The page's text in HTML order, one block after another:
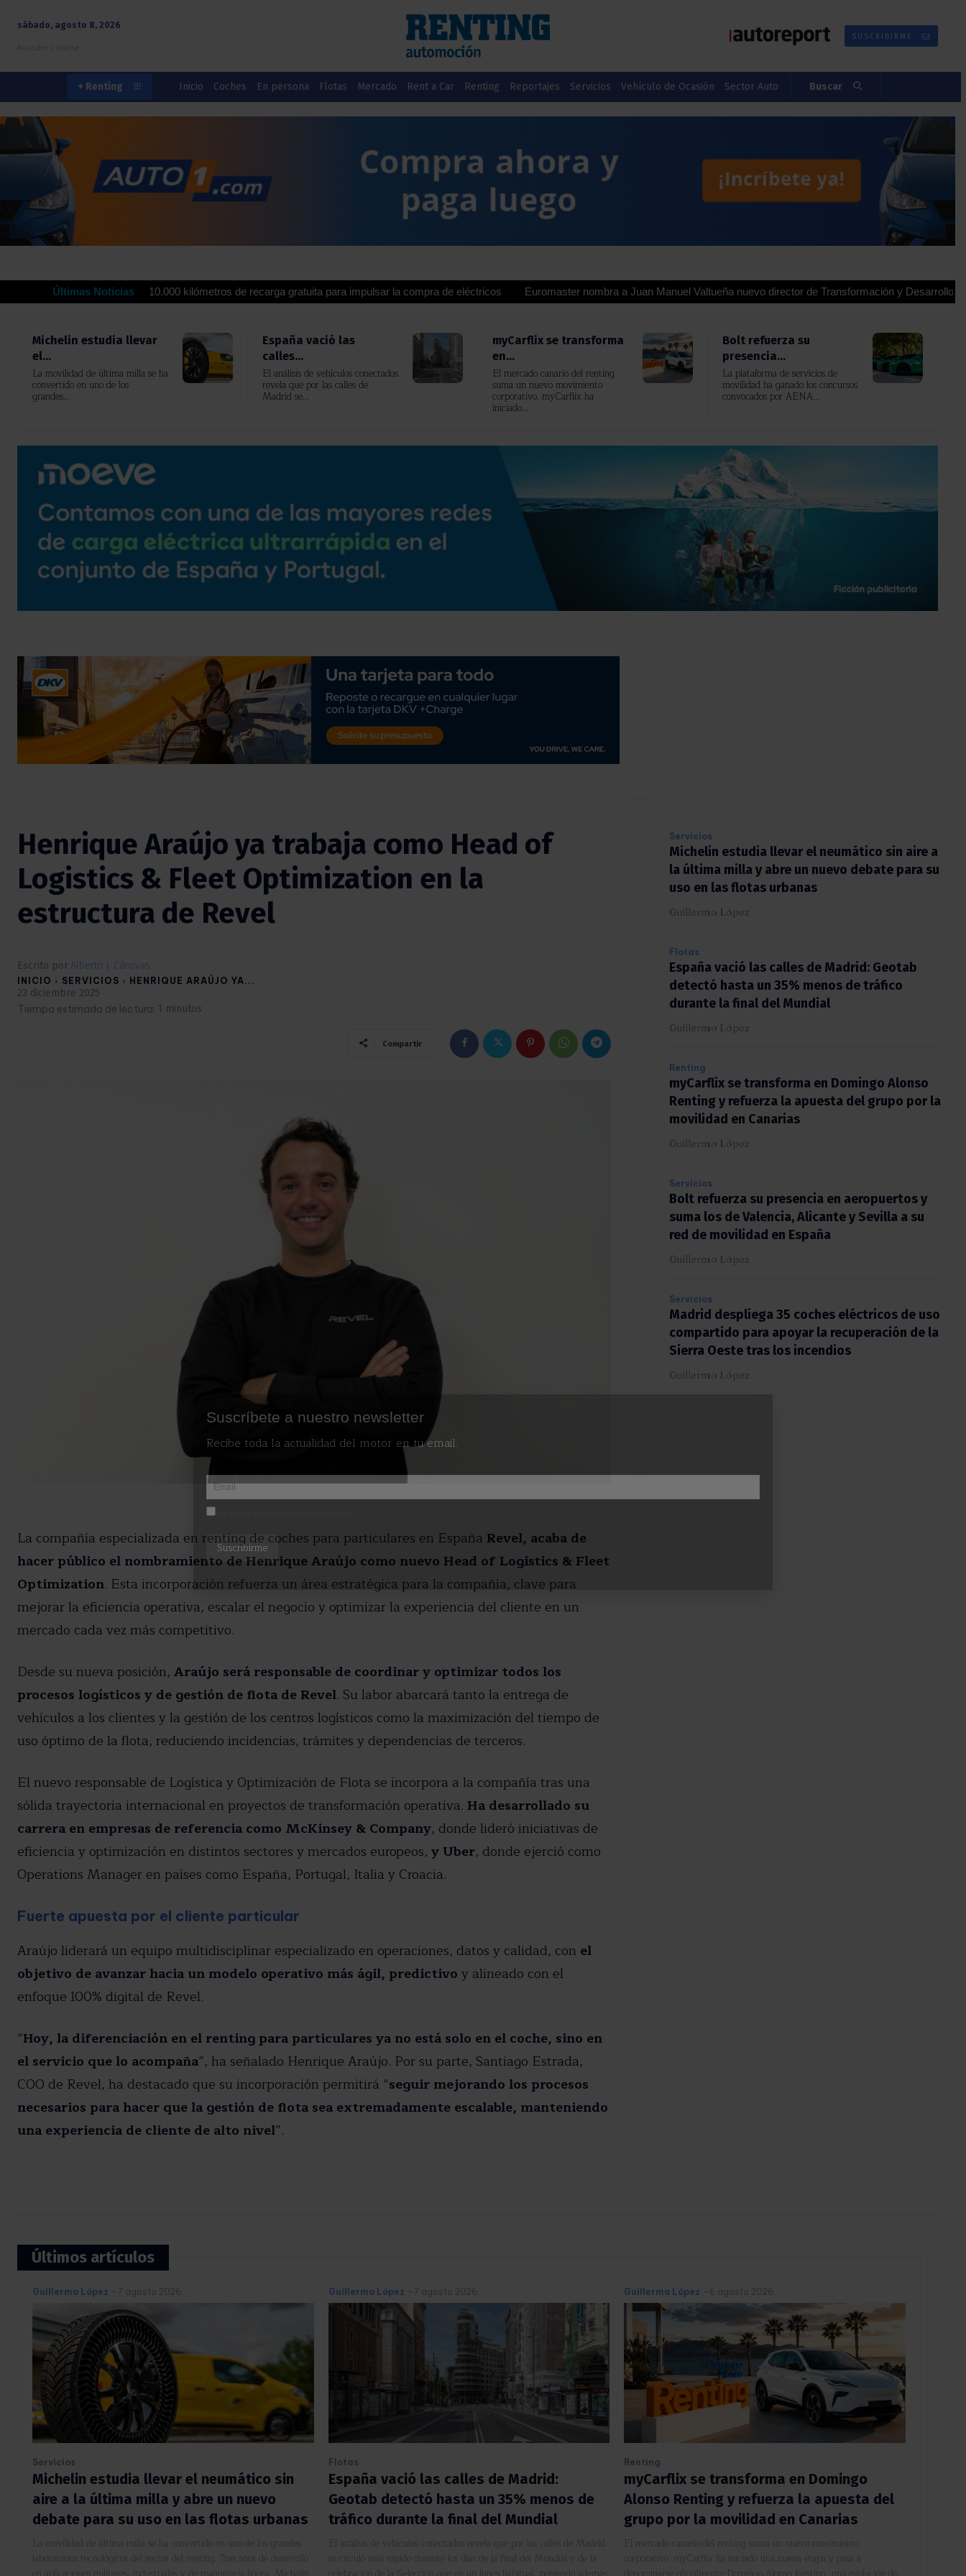
sábado, agosto 8, 2026
SUSCRIBIRME
+ Renting Inicio Coches En persona Flotas Mercado Rent a Car Renting Reportajes Servicios Vehículo de Ocasión Sector Auto Buscar
Últimas Noticias
ofrecen hasta 10.000 kilómetros de recarga gratuita para impulsar la compra de eléctricos Euromaster nombra a Juan Manuel Valtueña nuevo director de Transformación y Desarrollo para
Michelin estudia llevar
el...
La movilidad de última milla se ha
convertido en uno de los
grandes...
España vació las
calles...
El análisis de vehículos conectados
revela que por las calles de
Madrid se...
myCarflix se transforma
en...
El mercado canario del renting
suma un nuevo movimiento
corporativo. myCarflix ha
iniciado...
Bolt refuerza su
presencia...
La plataforma de servicios de
movilidad ha ganado los concursos
convocados por AENA...
Henrique Araújo ya trabaja como Head of
Logistics & Fleet Optimization en la
estructura de Revel
Escrito por Alberto J. Cánovas
INICIO SERVICIOS HENRIQUE ARAÚJO YA...
23 diciembre 2025
Tiempo estimado de lectura: 1 minutos
Compartir
La compañía especializada en renting de coches para particulares en España Revel, acaba de
hacer público el nombramiento de Henrique Araújo como nuevo Head of Logistics & Fleet
Optimization. Esta incorporación refuerza un área estratégica para la compañía, clave para
mejorar la eficiencia operativa, escalar el negocio y optimizar la experiencia del cliente en un
mercado cada vez más competitivo.
Desde su nueva posición, Araújo será responsable de coordinar y optimizar todos los
procesos logísticos y de gestión de flota de Revel. Su labor abarcará tanto la entrega de
vehículos a los clientes y la gestión de los centros logísticos como la maximización del tiempo de
uso óptimo de la flota, reduciendo incidencias, trámites y dependencias de terceros.
El nuevo responsable de Logística y Optimización de Flota se incorpora a la compañía tras una
sólida trayectoria internacional en proyectos de transformación operativa. Ha desarrollado su
carrera en empresas de referencia como McKinsey & Company, donde lideró iniciativas de
eficiencia y optimización en distintos sectores y mercados europeos, y Uber, donde ejerció como
Operations Manager en países como España, Portugal, Italia y Croacia.
Fuerte apuesta por el cliente particular
Araújo liderará un equipo multidisciplinar especializado en operaciones, datos y calidad, con el
objetivo de avanzar hacia un modelo operativo más ágil, predictivo y alineado con el
enfoque 100% digital de Revel.
“Hoy, la diferenciación en el renting para particulares ya no está solo en el coche, sino en
el servicio que lo acompaña”, ha señalado Henrique Araújo. Por su parte, Santiago Estrada,
COO de Revel, ha destacado que su incorporación permitirá “seguir mejorando los procesos
necesarios para hacer que la gestión de flota sea extremadamente escalable, manteniendo
una experiencia de cliente de alto nivel”.
Servicios
Michelin estudia llevar el neumático sin aire
a la última milla y abre un nuevo debate para
su uso en las flotas urbanas
Guillermo López
Flotas
España vació las calles de Madrid: Geotab
detectó hasta un 35% menos de tráfico
durante la final del Mundial
Guillermo López
Renting
myCarflix se transforma en Domingo Alonso
Renting y refuerza la apuesta del grupo por
la movilidad en Canarias
Guillermo López
Servicios
Bolt refuerza su presencia en aeropuertos y
suma los de Valencia, Alicante y Sevilla a su
red de movilidad en España
Guillermo López
Servicios
Madrid despliega 35 coches eléctricos de
uso compartido para apoyar la recuperación
de la Sierra Oeste tras los incendios
Guillermo López
Últimos artículos
Guillermo López - 7 agosto 2026
Servicios
Michelin estudia llevar el neumático sin
aire a la última milla y abre un nuevo
debate para su uso en las flotas urbanas
La movilidad de última milla se ha convertido en uno de los grandes
laboratorios tecnológicos del sector del renting. Tras años de desarrollo
Guillermo López - 7 agosto 2026
Flotas
España vació las calles de Madrid:
Geotab detectó hasta un 35% menos de
tráfico durante la final del Mundial
El análisis de vehículos conectados revela que por las calles de Madrid
se circuló más rápido durante los días de la final del Mundial y de la
Guillermo López - 6 agosto 2026
Renting
myCarflix se transforma en Domingo
Alonso Renting y refuerza la apuesta del
grupo por la movilidad en Canarias
El mercado canario del renting suma un nuevo movimiento
corporativo. myCarflix ha iniciado una nueva etapa y pasa a
Suscríbete a nuestro newsletter
Recibe toda la actualidad del motor en tu email.